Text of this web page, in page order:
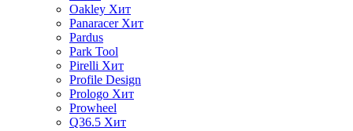
Oakley Хит
Panaracer Хит
Pardus
Park Tool
Pirelli Хит
Profile Design
Prologo Хит
Prowheel
Q36.5 Хит